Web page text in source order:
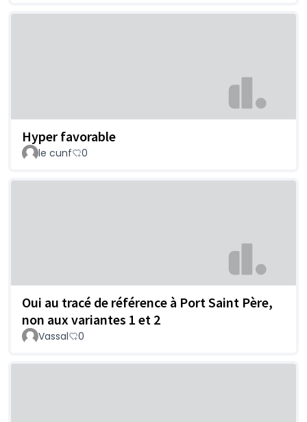
Hyper favorable
le cunf 0
Oui au tracé de référence à Port Saint Père,
non aux variantes 1 et 2
Vassal 0